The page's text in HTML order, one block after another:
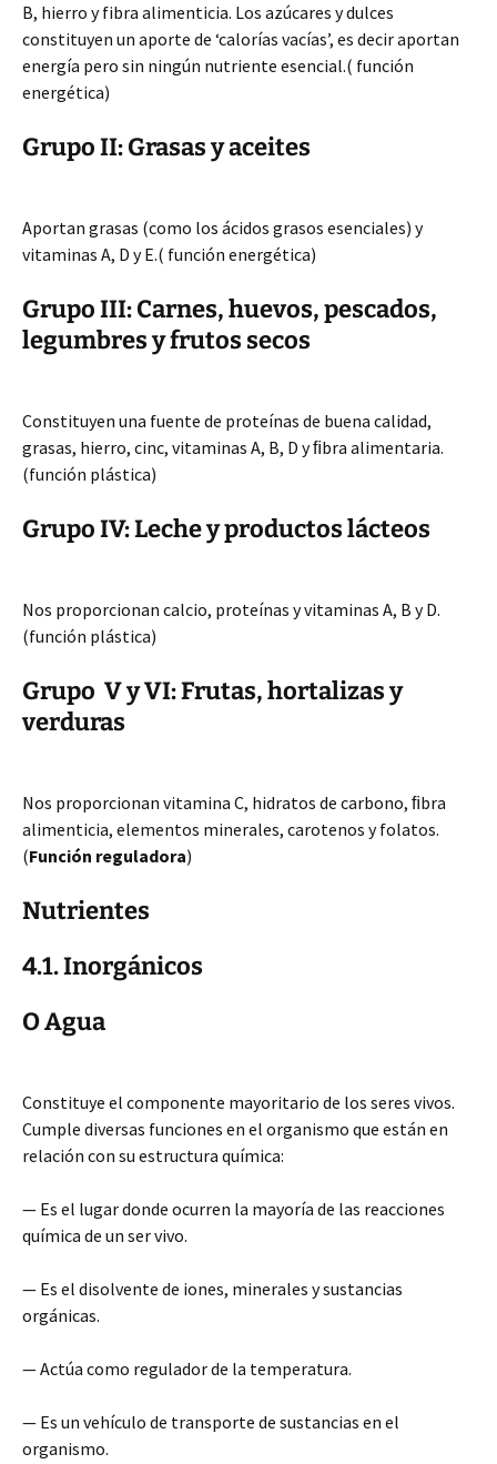
B, hierro y fibra alimenticia. Los azúcares y dulces
constituyen un aporte de ‘calorías vacías’, es decir aportan
energía pero sin ningún nutriente esencial.( función
energética)
Grupo II: Grasas y aceites
Aportan grasas (como los ácidos grasos esenciales) y
vitaminas A, D y E.( función energética)
Grupo III: Carnes, huevos, pescados,
legumbres y frutos secos
Constituyen una fuente de proteínas de buena calidad,
grasas, hierro, cinc, vitaminas A, B, D y ﬁbra alimentaria.
(función plástica)
Grupo IV: Leche y productos lácteos
Nos proporcionan calcio, proteínas y vitaminas A, B y D.
(función plástica)
Grupo V y VI: Frutas, hortalizas y
verduras
Nos proporcionan vitamina C, hidratos de carbono, ﬁbra
alimenticia, elementos minerales, carotenos y folatos.
(Función reguladora)
Nutrientes
4.1. Inorgánicos
O Agua
Constituye el componente mayoritario de los seres vivos.
Cumple diversas funciones en el organismo que están en
relación con su estructura química:
— Es el lugar donde ocurren la mayoría de las reacciones
química de un ser vivo.
— Es el disolvente de iones, minerales y sustancias
orgánicas.
— Actúa como regulador de la temperatura.
— Es un vehículo de transporte de sustancias en el
organismo.